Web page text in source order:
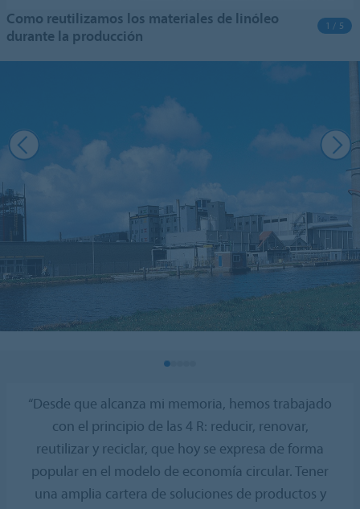
Como reutilizamos los materiales de linóleo
durante la producción
1 / 5
“Desde que alcanza mi memoria, hemos trabajado
con el principio de las 4 R: reducir, renovar,
reutilizar y reciclar, que hoy se expresa de forma
popular en el modelo de economía circular. Tener
una amplia cartera de soluciones de productos y